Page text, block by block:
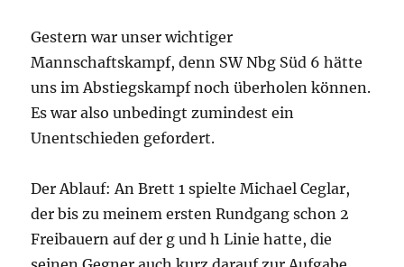
Gestern war unser wichtiger
Mannschaftskampf, denn SW Nbg Süd 6 hätte
uns im Abstiegskampf noch überholen können.
Es war also unbedingt zumindest ein
Unentschieden gefordert.
Der Ablauf: An Brett 1 spielte Michael Ceglar,
der bis zu meinem ersten Rundgang schon 2
Freibauern auf der g und h Linie hatte, die